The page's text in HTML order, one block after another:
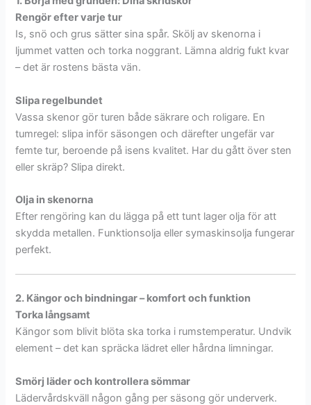
Rengör efter varje tur
Is, snö och grus sätter sina spår. Skölj av skenorna i
ljummet vatten och torka noggrant. Lämna aldrig fukt kvar
– det är rostens bästa vän.
Slipa regelbundet
Vassa skenor gör turen både säkrare och roligare. En
tumregel: slipa inför säsongen och därefter ungefär var
femte tur, beroende på isens kvalitet. Har du gått över sten
eller skräp? Slipa direkt.
Olja in skenorna
Efter rengöring kan du lägga på ett tunt lager olja för att
skydda metallen. Funktionsolja eller symaskinsolja fungerar
perfekt.
2. Kängor och bindningar – komfort och funktion
Torka långsamt
Kängor som blivit blöta ska torka i rumstemperatur. Undvik
element – det kan spräcka lädret eller hårdna limningar.
Smörj läder och kontrollera sömmar
Lädervårdskväll någon gång per säsong gör underverk.